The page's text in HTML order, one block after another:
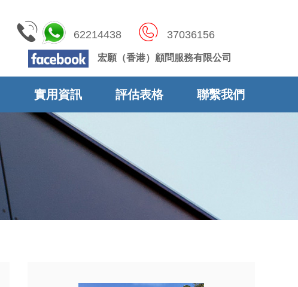
62214438
宏願（香港）顧問服務有限公司
37036156
實用資訊 評估表格 聯繫我們